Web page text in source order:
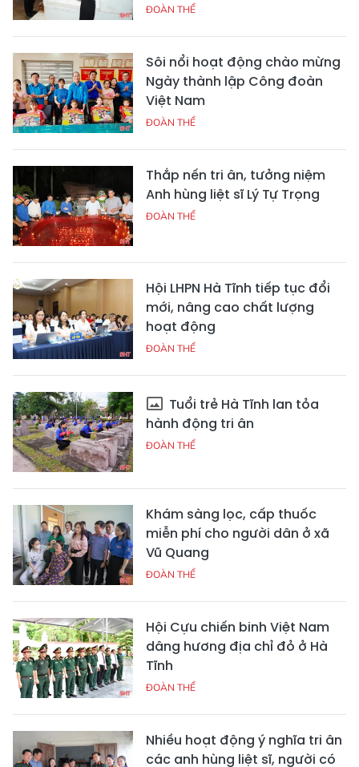
ĐOÀN THỂ
Sôi nổi hoạt động chào mừng
Ngày thành lập Công đoàn
Việt Nam
ĐOÀN THỂ
Thắp nến tri ân, tưởng niệm
Anh hùng liệt sĩ Lý Tự Trọng
ĐOÀN THỂ
Hội LHPN Hà Tĩnh tiếp tục đổi
mới, nâng cao chất lượng
hoạt động
ĐOÀN THỂ
Tuổi trẻ Hà Tĩnh lan tỏa
hành động tri ân
ĐOÀN THỂ
Khám sàng lọc, cấp thuốc
miễn phí cho người dân ở xã
Vũ Quang
ĐOÀN THỂ
Hội Cựu chiến binh Việt Nam
dâng hương địa chỉ đỏ ở Hà
Tĩnh
ĐOÀN THỂ
Nhiều hoạt động ý nghĩa tri ân
các anh hùng liệt sĩ, người có